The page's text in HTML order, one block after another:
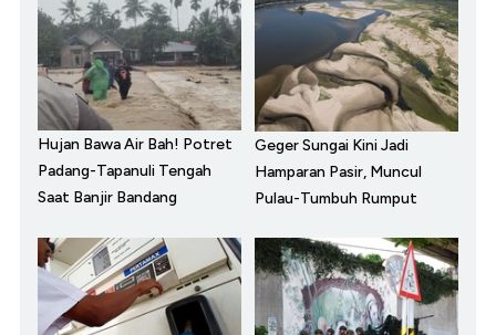
Hujan Bawa Air Bah! Potret
Padang-Tapanuli Tengah
Saat Banjir Bandang
Geger Sungai Kini Jadi
Hamparan Pasir, Muncul
Pulau-Tumbuh Rumput